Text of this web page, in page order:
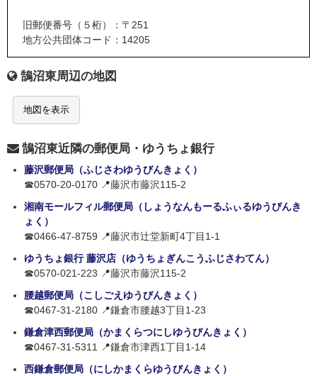
旧郵便番号（５桁）：〒251
地方公共団体コード：14205
鵠沼東周辺の地図
地図を表示
鵠沼東近隣の郵便局・ゆうちょ銀行
藤沢郵便局（ふじさわゆうびんきょく）
☎0570-20-0170 📍藤沢市藤沢115-2
湘南モールフィル郵便局（しょうなんもーるふぃるゆうびんき
ょく）
☎0466-47-8759 📍藤沢市辻堂新町4丁目1-1
ゆうちょ銀行 藤沢店（ゆうちょぎんこうふじさわてん）
☎0570-021-223 📍藤沢市藤沢115-2
腰越郵便局（こしごえゆうびんきょく）
☎0467-31-2180 📍鎌倉市腰越3丁目1-23
鎌倉津西郵便局（かまくらつにしゆうびんきょく）
☎0467-31-5311 📍鎌倉市津西1丁目1-14
西鎌倉郵便局（にしかまくらゆうびんきょく）